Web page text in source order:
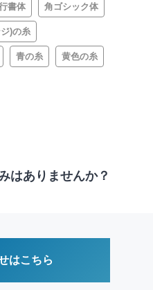
書体 角ゴシック体
)の糸
青の糸 黄色の糸
はありませんか？
はこちら